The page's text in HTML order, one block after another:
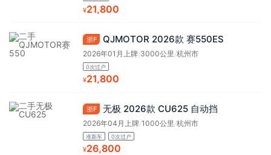
¥21,800
浙F QJMOTOR 2026款 赛550ES
2026年01月上牌/3000公里 /杭州市
0次过户
¥21,800
浙F 无极 2026款 CU625 自动挡
2026年04月上牌/1000公里 /杭州市
准新车 0次过户
¥26,800